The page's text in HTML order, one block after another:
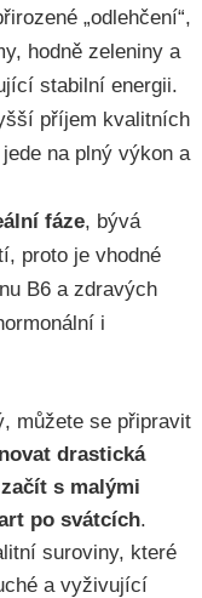
„odlehčení“,
hodně zeleniny a
stabilní energii.
příjem kvalitních
na plný výkon a
fáze, bývá
proto je vhodné
B6 a zdravých
i
můžete se připravit
drastická
s malými
po svátcích.
suroviny, které
a vyživující